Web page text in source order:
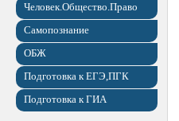
Человек.Общество.Право
Самопознание
ОБЖ
Подготовка к ЕГЭ,ПГК
Подготовка к ГИА